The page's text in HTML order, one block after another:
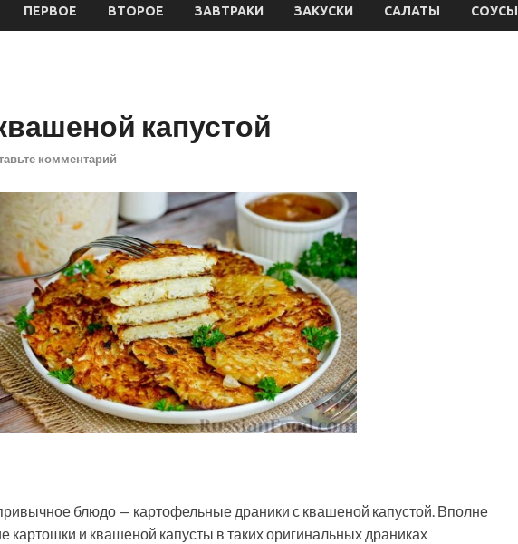
ПЕРВОЕ ВТОРОЕ ЗАВТРАКИ ЗАКУСКИ САЛАТЫ СОУСЫ
капустой
комментарий
блюдо — картофельные драники с квашеной капустой. Вполне
картошки и квашеной капусты в таких оригинальных драниках